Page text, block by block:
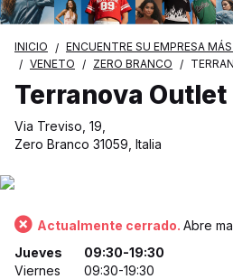
INICIO ENCUENTRE SU EMPRESA
VENETO
ZERO BRANCO
Terranova Outlet
Via Treviso, 19,
Zero Branco 31059, Italia
Actualmente cerrado. Abre
Jueves
09:30-19:30
Viernes
09:30-19:30